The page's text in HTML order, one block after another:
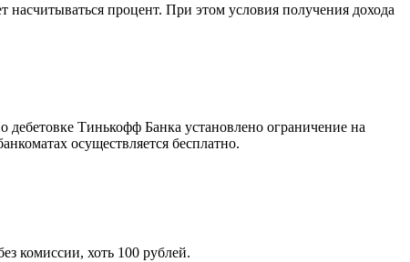
процент. При этом условия получения дохода
Тинькофф Банка установлено ограничение на
осуществляется бесплатно.
комиссии, хоть 100 рублей.